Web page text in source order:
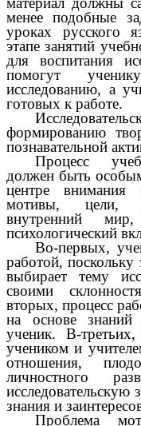
менее подобные
уроках русского
этапе занятий
для воспитания
помогут
исследованию, а
готовых к работе.
формированию
познавательной
Процесс
должен быть
центре внимания
мотивы, цели,
внутренний
психологический
Во-первых,
работой,
выбирает тему
своими
вторых, процесс
на основе
ученик. В-
учеником и
отношения,
личностного
исследовательскую
знания и
Проблема